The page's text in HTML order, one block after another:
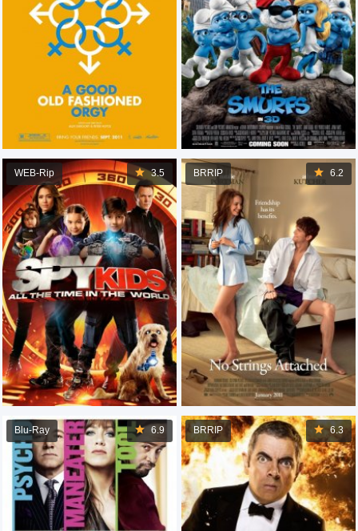
6.2
BRRIP
3.5
WEB-Rip
6.3
BRRIP
6.9
Blu-Ray